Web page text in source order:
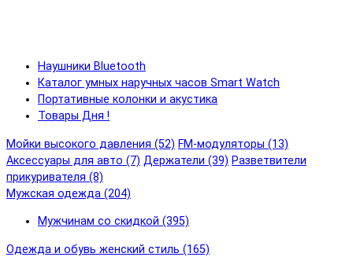
Наушники Bluetooth
Каталог умных наручных часов Smart Watch
Портативные колонки и акустика
Товары Дня !
Мойки высокого давления (52) FM-модуляторы (13)
Аксессуары для авто (7) Держатели (39) Разветвители
прикуривателя (8)
Мужская одежда (204)
Мужчинам со скидкой (395)
Одежда и обувь женский стиль (165)